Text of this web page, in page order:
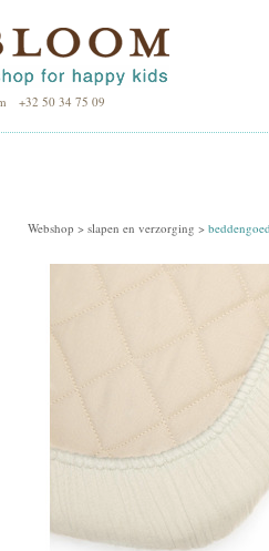
+32 50 34 75 09
Webshop > slapen en verzorging >